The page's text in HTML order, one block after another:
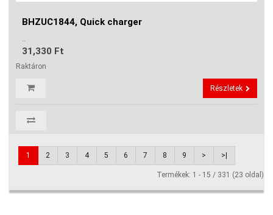
BHZUC1844, Quick charger
..
31,330 Ft
Raktáron
Részletek
1 2 3 4 5 6 7 8 9 > >|
Termékek: 1 - 15 / 331 (23 oldal)